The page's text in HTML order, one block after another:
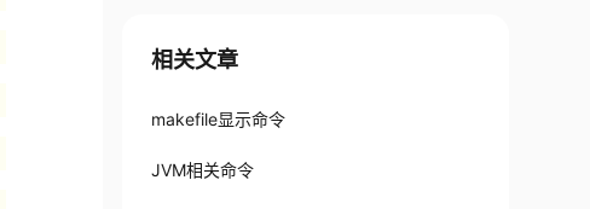
相关文章
makefile显示命令
JVM相关命令